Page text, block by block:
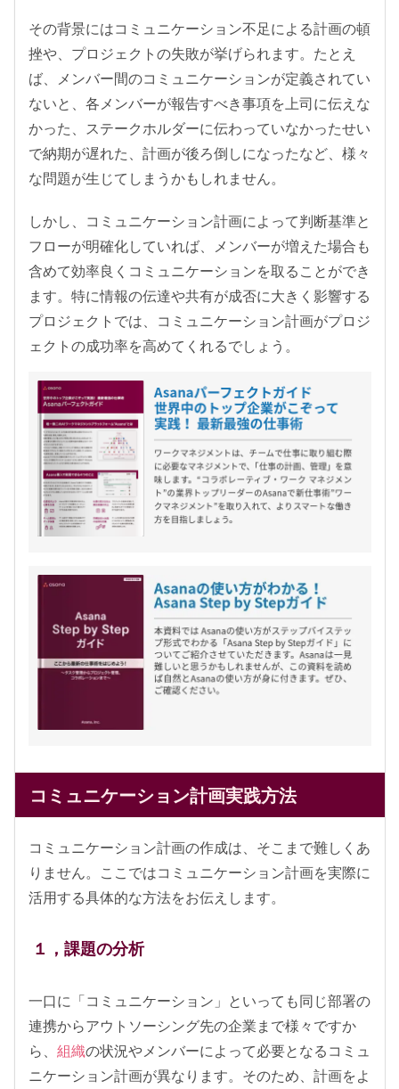
その背景にはコミュニケーション不足による計画の頓
挫や、プロジェクトの失敗が挙げられます。たとえ
ば、メンバー間のコミュニケーションが定義されてい
ないと、各メンバーが報告すべき事項を上司に伝えな
かった、ステークホルダーに伝わっていなかったせい
で納期が遅れた、計画が後ろ倒しになったなど、様々
な問題が生じてしまうかもしれません。
しかし、コミュニケーション計画によって判断基準と
フローが明確化していれば、メンバーが増えた場合も
含めて効率良くコミュニケーションを取ることができ
ます。特に情報の伝達や共有が成否に大きく影響する
プロジェクトでは、コミュニケーション計画がプロジ
ェクトの成功率を高めてくれるでしょう。
コミュニケーション計画実践方法
コミュニケーション計画の作成は、そこまで難しくあ
りません。ここではコミュニケーション計画を実際に
活用する具体的な方法をお伝えします。
１，課題の分析
一口に「コミュニケーション」といっても同じ部署の
連携からアウトソーシング先の企業まで様々ですか
ら、 組織の状況やメンバーによって必要となるコミュ
ニケーション計画が異なります。そのため、計画をよ